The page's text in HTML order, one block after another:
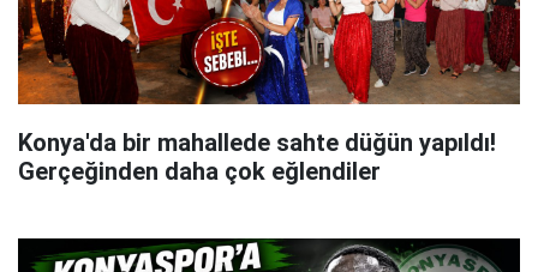
Konya'da bir mahallede sahte düğün yapıldı!
Gerçeğinden daha çok eğlendiler